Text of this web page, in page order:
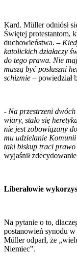
Kard. Müller odniósł
Świętej protestantom,
duchowieństwa. –
katolickich działaczy
do tego prawa. Nie
muszą być posłuszni
schizmie – powiedział
- Na przestrzeni
wiary, stało się
nie jest zobowiązany
mu udzielanie
taki biskup traci prawo
wyjaśnił
Liberałowie
Na pytanie o to,
postanowień synodu
Müller odparł, że
Niemiec”.